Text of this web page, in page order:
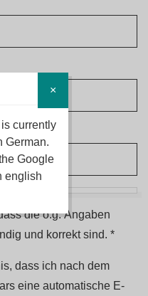
currently
German.
Google
english
×
die o.g. Angaben
und korrekt sind.
dass ich nach dem
eine automatische E-